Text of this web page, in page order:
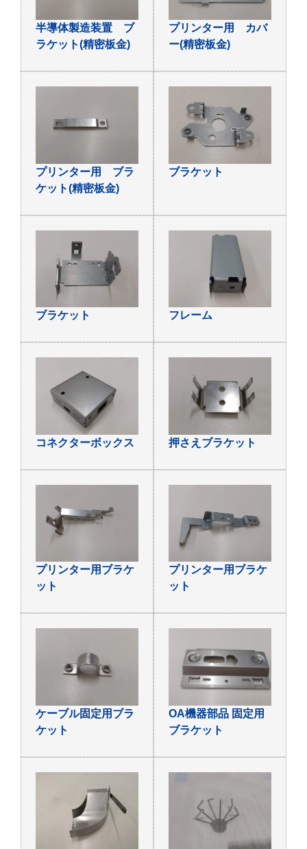
半導体製造装置 ブ
ラケット(精密板金)
プリンター用 カバ
ー(精密板金)
プリンター用 ブラ
ケット(精密板金)
ブラケット
ブラケット フレーム
コネクターボックス 押さえブラケット
プリンター用ブラケ
ット
プリンター用ブラケ
ット
ケーブル固定用ブラ
ケット
OA機器部品 固定用
ブラケット